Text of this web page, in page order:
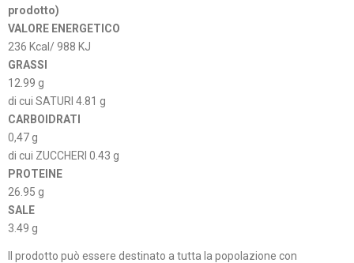
prodotto)
VALORE ENERGETICO
236 Kcal/ 988 KJ
GRASSI
12.99 g
di cui SATURI 4.81 g
CARBOIDRATI
0,47 g
di cui ZUCCHERI 0.43 g
PROTEINE
26.95 g
SALE
3.49 g
Il prodotto può essere destinato a tutta la popolazione con